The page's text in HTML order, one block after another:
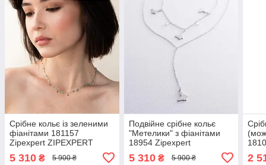
Срібне кольє із зеленими
фіанітами 181157
Zipexpert ZIPEXPERT
5 310 ₴ 5 900 ₴
Подвійне срібне кольє
"Метелики" з фіанітами
18954 Zipexpert
5 310₴ 5 900 ₴ 2